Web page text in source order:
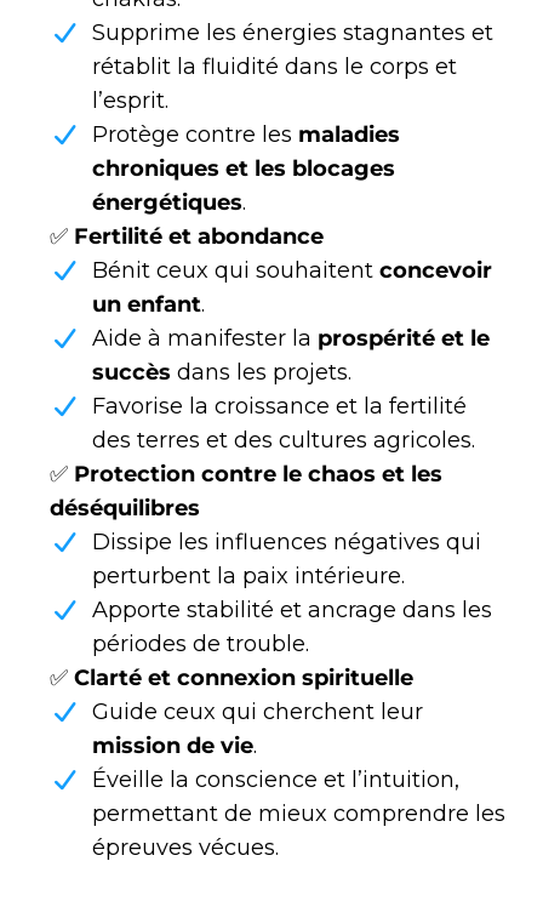
Supprime les énergies stagnantes et
rétablit la fluidité dans le corps et
l’esprit.
Protège contre les maladies
chroniques et les blocages
énergétiques.
✅ Fertilité et abondance
Bénit ceux qui souhaitent concevoir
un enfant.
Aide à manifester la prospérité et le
succès dans les projets.
Favorise la croissance et la fertilité
des terres et des cultures agricoles.
✅ Protection contre le chaos et les
déséquilibres
Dissipe les influences négatives qui
perturbent la paix intérieure.
Apporte stabilité et ancrage dans les
périodes de trouble.
✅ Clarté et connexion spirituelle
Guide ceux qui cherchent leur
mission de vie.
Éveille la conscience et l’intuition,
permettant de mieux comprendre les
épreuves vécues.